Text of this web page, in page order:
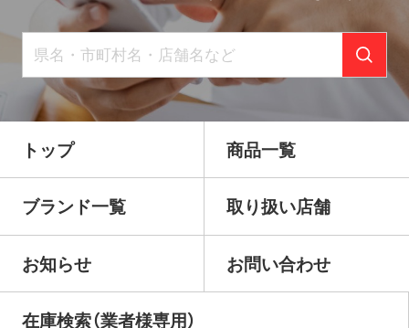
トップ 商品一覧
ブランド一覧 取り扱い店舗
お知らせ お問い合わせ
在庫検索（業者様専用）